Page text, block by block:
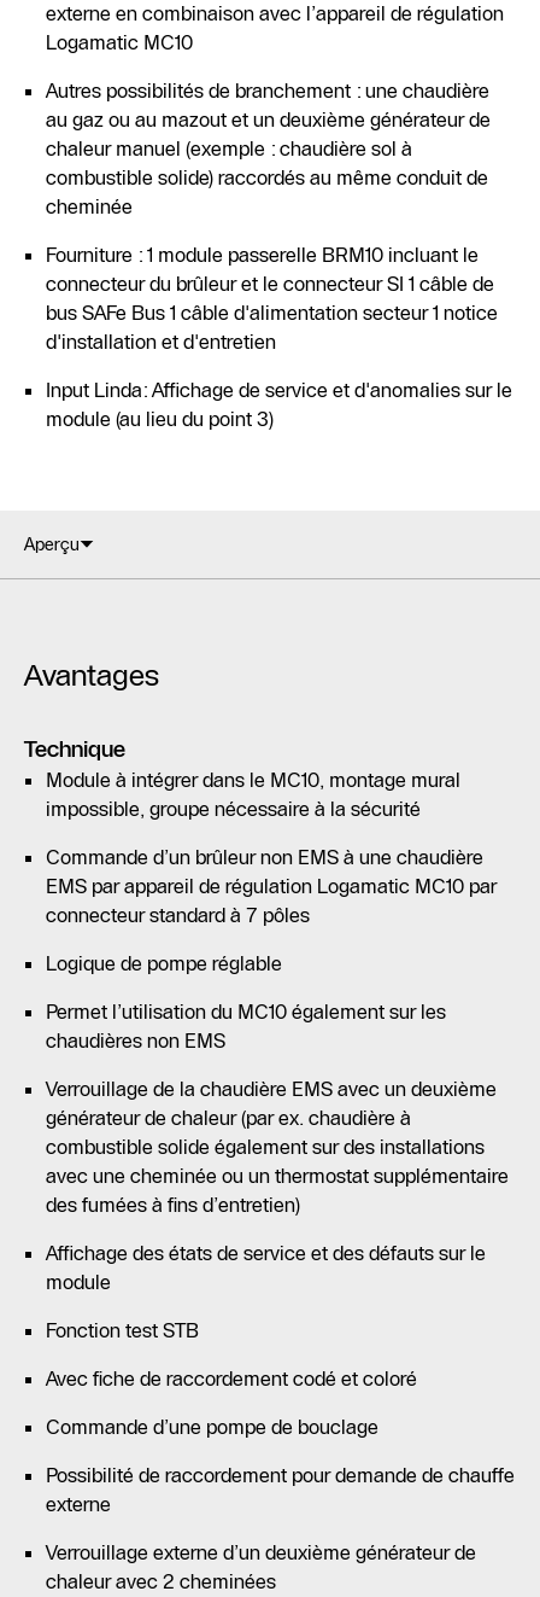
externe en combinaison avec l’appareil de régulation
Logamatic MC10
Autres possibilités de branchement : une chaudière
au gaz ou au mazout et un deuxième générateur de
chaleur manuel (exemple : chaudière sol à
combustible solide) raccordés au même conduit de
cheminée
Fourniture : 1 module passerelle BRM10 incluant le
connecteur du brûleur et le connecteur SI 1 câble de
bus SAFe Bus 1 câble d'alimentation secteur 1 notice
d'installation et d'entretien
Input Linda: Affichage de service et d'anomalies sur le
module (au lieu du point 3)
Aperçu
Avantages
Technique
Module à intégrer dans le MC10, montage mural
impossible, groupe nécessaire à la sécurité
Commande d’un brûleur non EMS à une chaudière
EMS par appareil de régulation Logamatic MC10 par
connecteur standard à 7 pôles
Logique de pompe réglable
Permet l’utilisation du MC10 également sur les
chaudières non EMS
Verrouillage de la chaudière EMS avec un deuxième
générateur de chaleur (par ex. chaudière à
combustible solide également sur des installations
avec une cheminée ou un thermostat supplémentaire
des fumées à fins d’entretien)
Affichage des états de service et des défauts sur le
module
Fonction test STB
Avec fiche de raccordement codé et coloré
Commande d’une pompe de bouclage
Possibilité de raccordement pour demande de chauffe
externe
Verrouillage externe d’un deuxième générateur de
chaleur avec 2 cheminées